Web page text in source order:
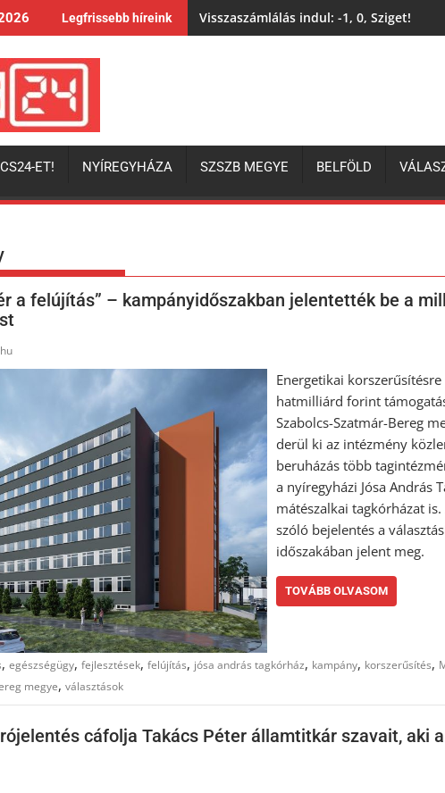
Legfrissebb híreink Visszaszámlálás indul: -1, 0, Sziget!
ET! NYÍREGYHÁZA SZSZB MEGYE BELFÖLD
a felújítás” – kampányidőszakban jelentették be a
Energetikai korszerűsítésre
hatmilliárd forint
Szabolcs-Szatmár-Bereg
derül ki az intézmény
beruházás több
a nyíregyházi Jósa András
mátészalkai tagkórházat
szóló bejelentés a
időszakában jelent meg.
TOVÁBB OLVASOM
, egészségügy, fejlesztések, felújítás, jósa andrás tagkórház, kampány, korszerűsítés,
megye, választások
cáfolja Takács Péter államtitkár szavait, aki